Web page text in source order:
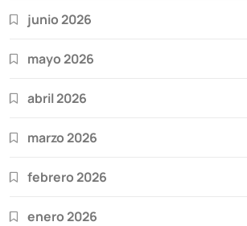
junio 2026
mayo 2026
abril 2026
marzo 2026
febrero 2026
enero 2026